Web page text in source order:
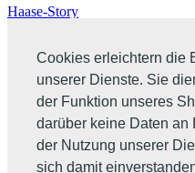
Cookies erleichtern die
unserer Dienste. Sie
der Funktion unseres
darüber keine Daten an
der Nutzung unserer
sich damit
Haase-Story